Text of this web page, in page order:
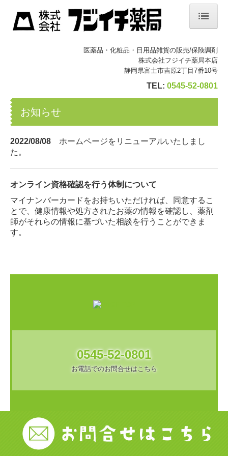
店舗紹介
会社情報
お知らせ
フジイチ薬局の在宅
医薬品・化粧品・日用品雑貨の販売/保険調剤
株式会社フジイチ薬局本店
静岡県富士市吉原2丁目7番10号
TEL: 0545-52-0801
お知らせ
2022/08/08 ホームページをリニューアルいたしまし
た。
オンライン資格確認を行う体制について
マイナンバーカードをお持ちいただければ、同意するこ
とで、健康情報や処方されたお薬の情報を確認し、薬剤
師がそれらの情報に基づいた相談を行うことができま
す。
0545-52-0801
お電話でのお問合せはこちら
Copyright (c) 2022 - 2026 株式会社 フジイチ薬局 All Rights
Reserved.